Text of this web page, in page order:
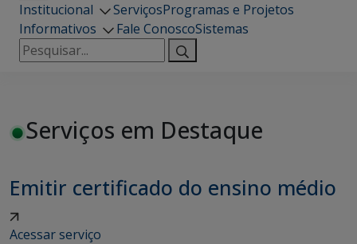
Institucional ServiçosProgramas e Projetos
Informativos
Fale ConoscoSistemas
Pesquisar
por:
Serviços em Destaque
Emitir certificado do ensino médio
Acessar serviço